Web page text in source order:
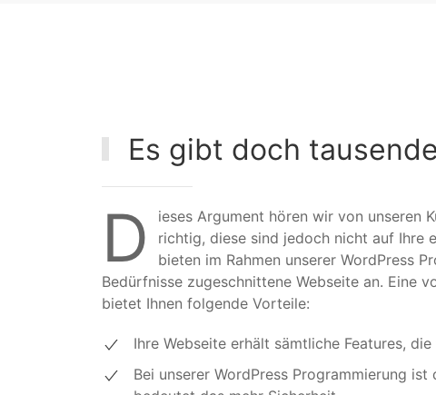
Es gibt doch
D
ieses Argument hören wir von unseren
richtig, diese sind jedoch nicht auf Ihre
bieten im Rahmen unserer WordPress
Bedürfnisse zugeschnittene Webseite an. Eine
bietet Ihnen folgende Vorteile:
Ihre Webseite erhält sämtliche Features,
Bei unserer WordPress Programmierung